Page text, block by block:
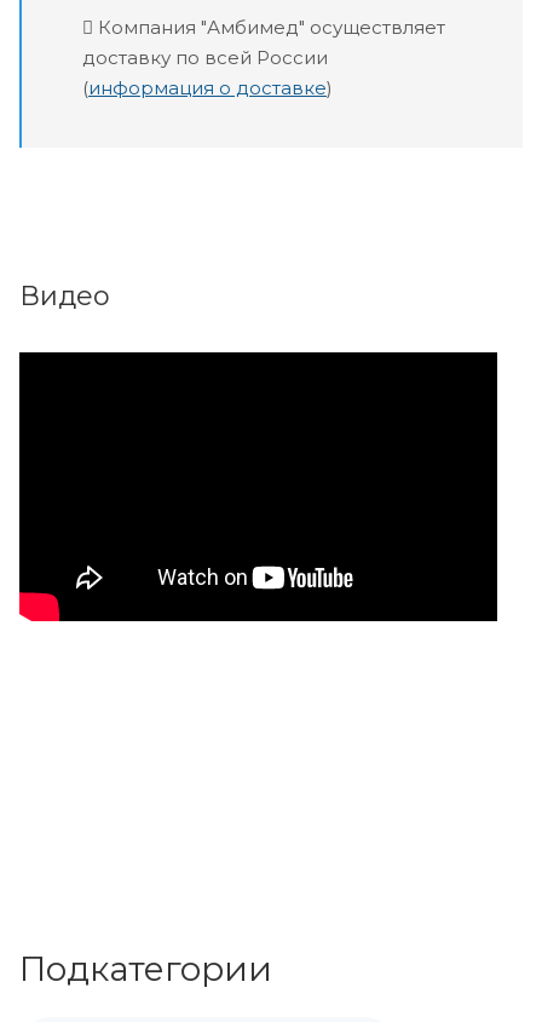
Компания "Амбимед" осуществляет
доставку по всей России
(информация о доставке)
Видео
Подкатегории